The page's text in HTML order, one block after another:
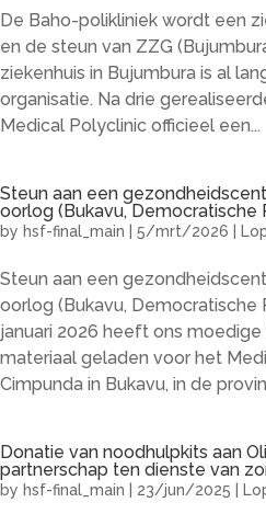
De Baho-polikliniek wordt een
en de steun van ZZG
ziekenhuis in Bujumbura is al
organisatie. Na drie
Medical Polyclinic officieel een...
Steun aan een
oorlog (Bukavu, Democratische
by hsf-final_main 5/mrt/2026
Steun aan een
oorlog (Bukavu, Democratische
januari 2026 heeft ons
materiaal geladen voor het
Cimpunda in Bukavu, in de
Donatie van noodhulpkits aan
partnerschap ten dienste van
by hsf-final_main 23/jun/2025